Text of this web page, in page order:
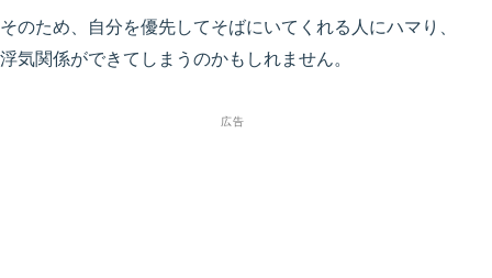
そのため、自分を優先してそばにいてくれる人にハマり、
浮気関係ができてしまうのかもしれません。
広告